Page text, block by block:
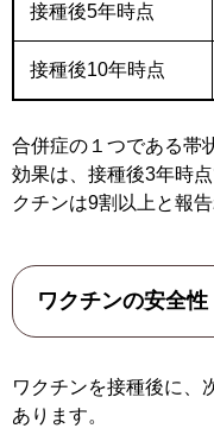
接種後5年時点
接種後10年時点
合併症の１つである帯
効果は、接種後3年時
クチンは9割以上と報告
ワクチンの安全性
ワクチンを接種後に、
あります。